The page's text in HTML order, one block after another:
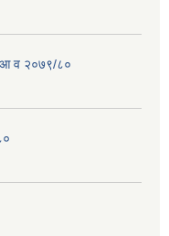
आ व २०७९/८०